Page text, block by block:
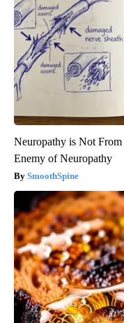
Neuropathy is Not
Enemy of Neuropathy
SmoothSpine